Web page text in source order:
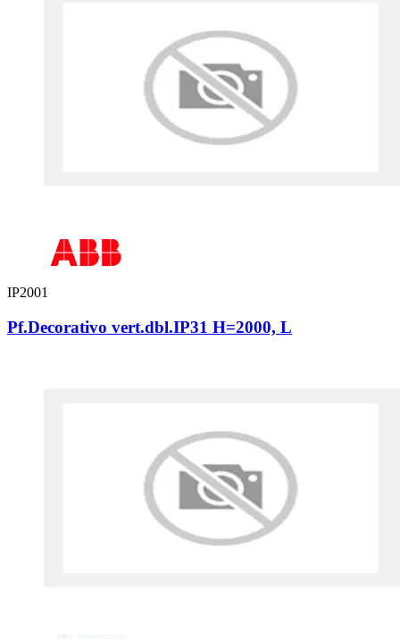
IP2001
Pf.Decorativo vert.dbl.IP31 H=2000, L